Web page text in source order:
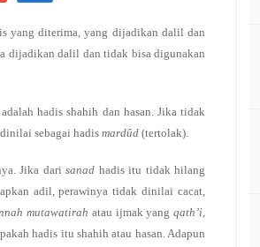
yang diterima, yang dijadikan dalil dan
dijadikan dalil dan tidak bisa digunakan
adalah hadis shahih dan hasan. Jika tidak
sebagai hadismardûd (tertolak).
Jika dari sanad hadis itu tidak hilang
adil, perawinya tidak dinilai cacat,
mutawatirah atau ijmak yangqath’i,
hadis itu shahih atau hasan. Adapun